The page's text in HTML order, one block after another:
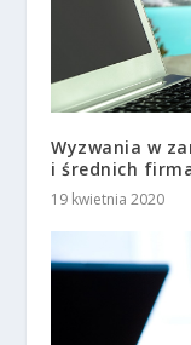
Wyzwania w
i średnich
19 kwietnia 2020